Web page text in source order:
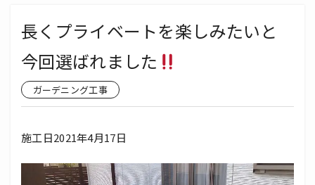
長くプライベートを楽しみたいと
今回選ばれました
ガーデニング工事
施工日2021年4月17日